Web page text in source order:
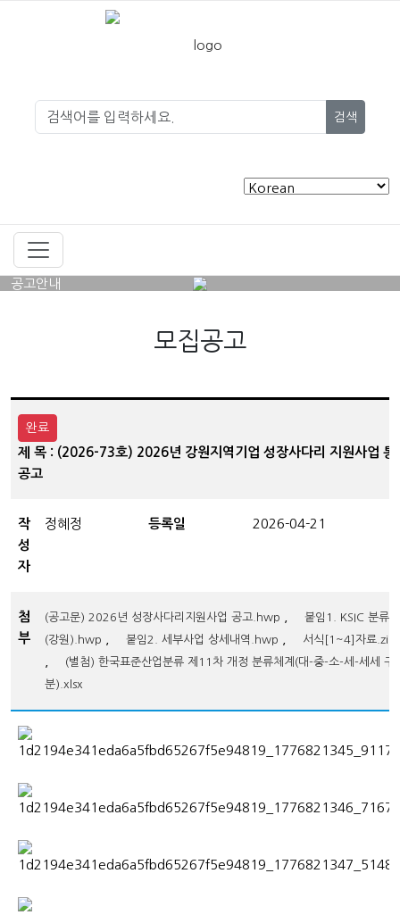
검색
공고안내
모집공고
완료
제 목 : (2026-73호) 2026년 강원지역기업 성장사다리 지원사업 통
공고
작
성
자
정혜정 등록일 2026-04-21
첨
부
(공고문) 2026년 성장사다리지원사업 공고.hwp
붙임1. KSIC 분류
(강원).hwp
붙임2. 세부사업 상세내역.hwp 서식[1~4]자료.zip
(별첨) 한국표준산업분류 제11차 개정 분류체계(대-중-소-세-세세 구
분).xlsx